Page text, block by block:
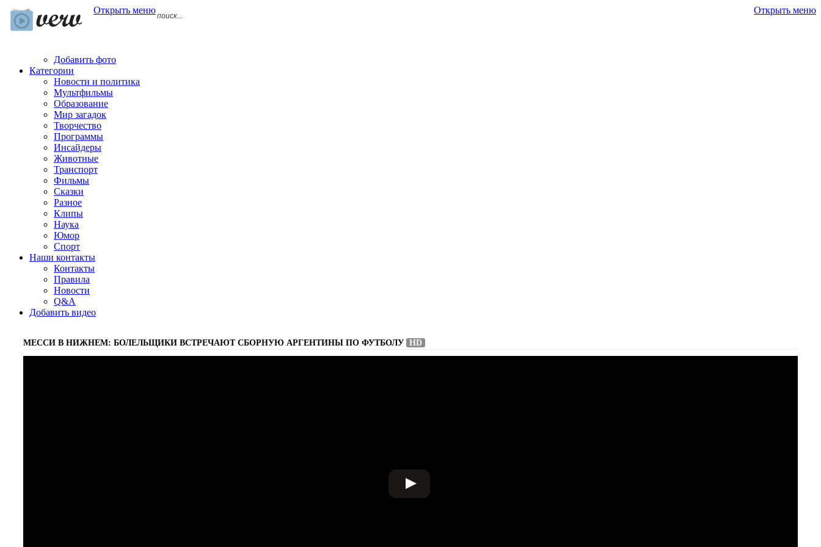
Открыть меню Открыть меню
Добавить фото
Категории
Новости и политика
Мультфильмы
Образование
Мир загадок
Творчество
Программы
Инсайдеры
Животные
Транспорт
Фильмы
Сказки
Разное
Клипы
Наука
Юмор
Спорт
Наши контакты
Контакты
Правила
Новости
Q&A
Добавить видео
МЕССИ В НИЖНЕМ: БОЛЕЛЬЩИКИ ВСТРЕЧАЮТ СБОРНУЮ АРГЕНТИНЫ ПО ФУТБОЛУ HD